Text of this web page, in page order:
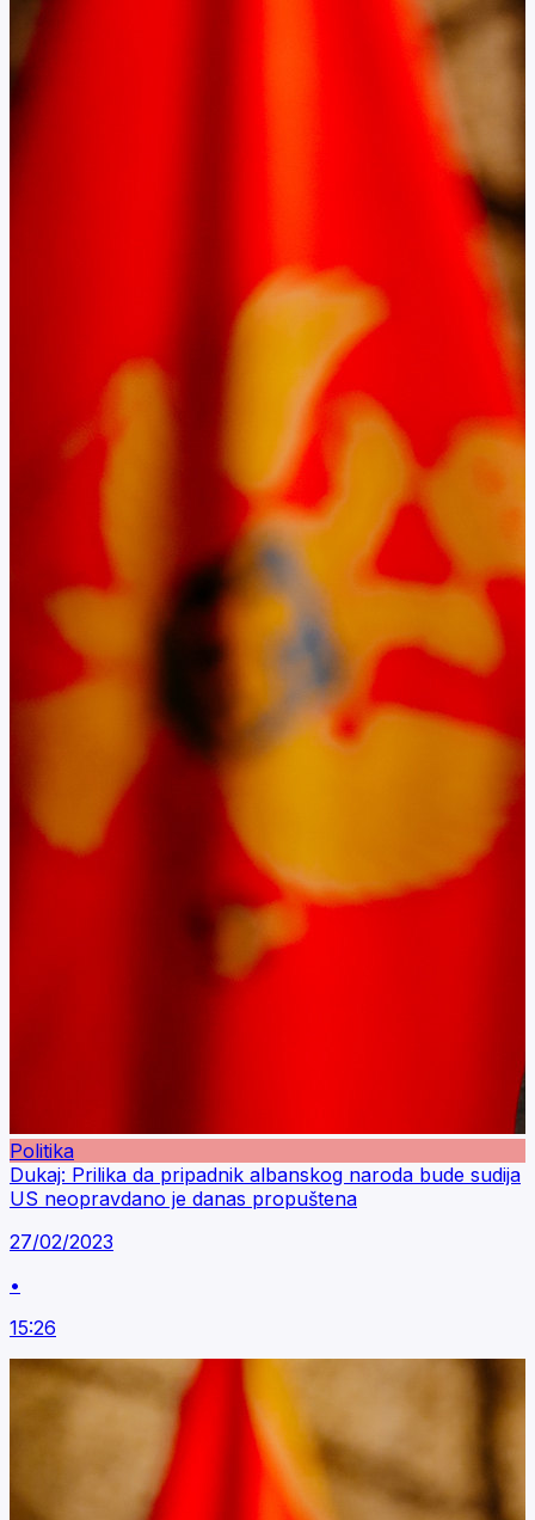
Politika
Dukaj: Prilika da pripadnik albanskog naroda bude sudija
US neopravdano je danas propuštena
27/02/2023
•
15:26